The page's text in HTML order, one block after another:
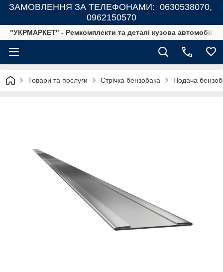
ЗАМОВЛЕННЯ ЗА ТЕЛЕФОНАМИ: 0630538070,
0962150570
"УКРМАРКЕТ" - Ремкомплекти та деталі кузова автомобілів
Товари та послуги Стрічка бензобака Подача